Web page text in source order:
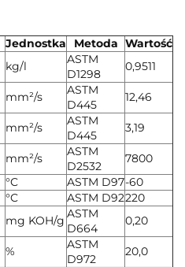
Jednostka Metoda Wartość
kg/l
ASTM
D1298
0,9511
mm²/s
ASTM
D445
12,46
mm²/s
ASTM
D445
3,19
mm²/s
ASTM
D2532
7800
°C ASTM D97-60
°C ASTM D92220
mg KOH/g ASTM
D664
0,20
%
ASTM
D972
20,0